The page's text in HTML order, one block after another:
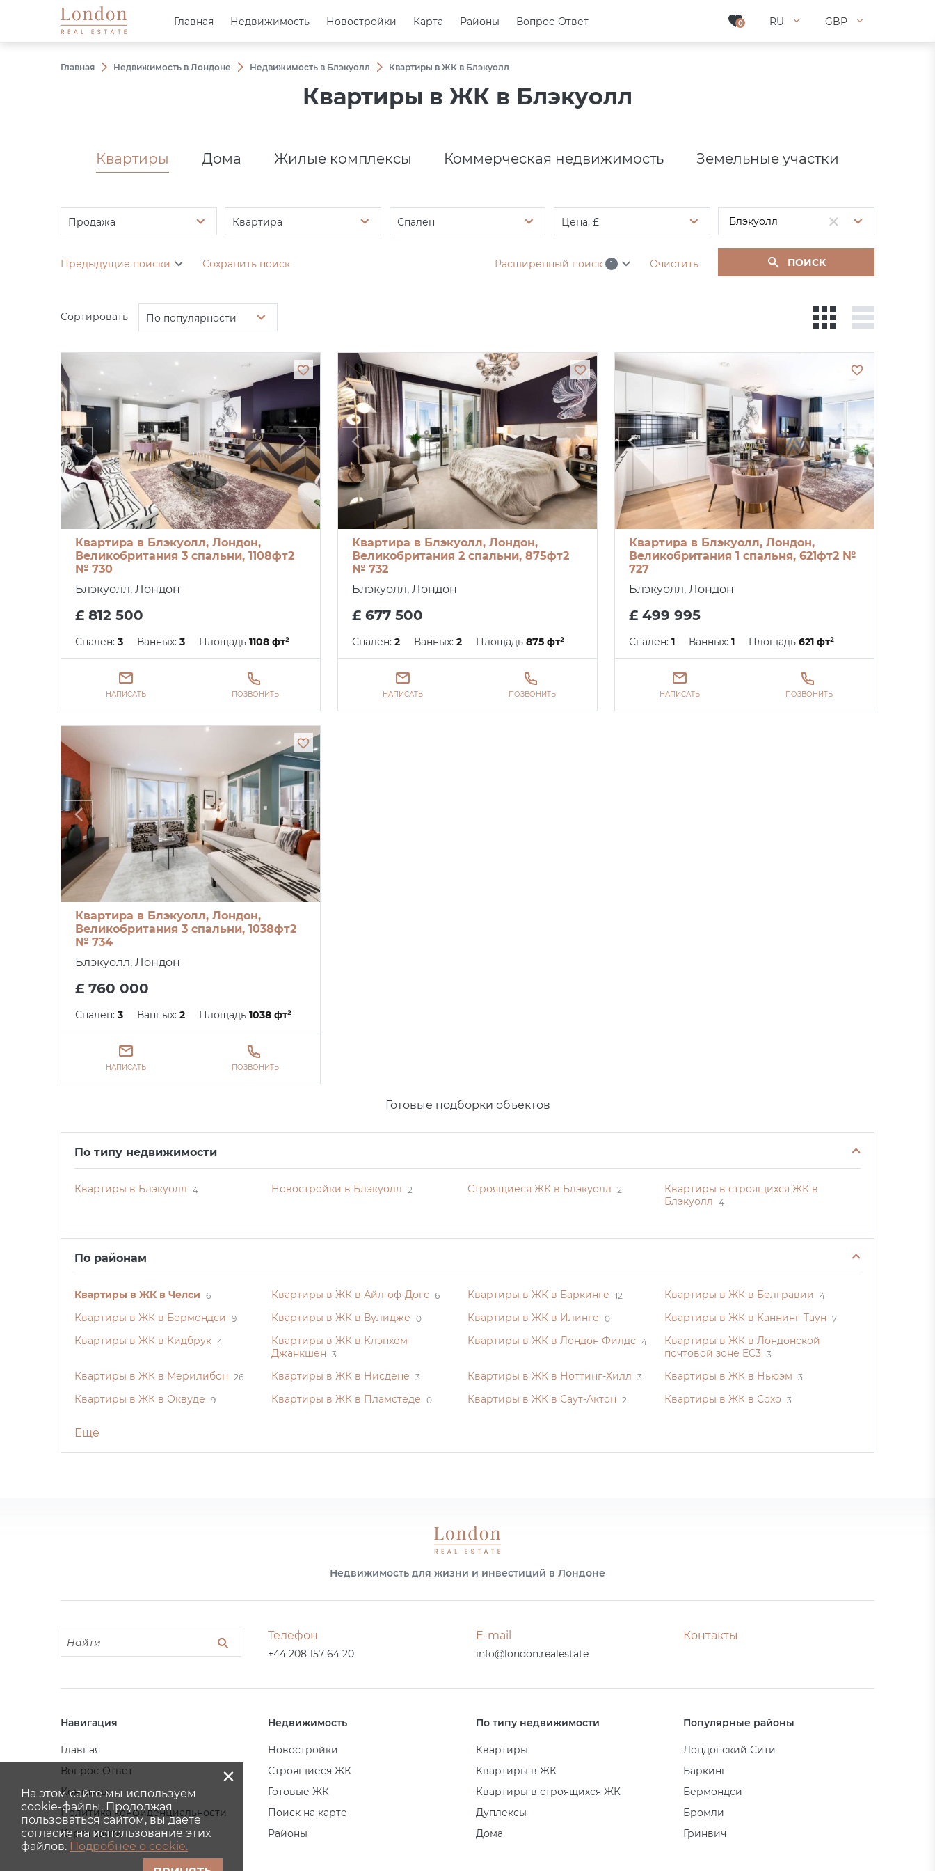
0 RU GBP
Главная Недвижимость Новостройки Карта Районы Вопрос-Ответ 0 RU GBP
Главная Недвижимость Новостройки Карта Районы Вопрос-Ответ
Главная Недвижимость в Лондоне Недвижимость в Блэкуолл Квартиры в ЖК в Блэкуолл
Квартиры в ЖК в Блэкуолл
Квартиры Дома Жилые комплексы Коммерческая недвижимость Земельные участки
Продажа Квартира Спален Цена, £
Предыдущие поиски Сохранить поиск Расширенный поиск 1 Очистить ПОИСК
Сортировать По популярности
Квартира в Блэкуолл, Лондон,
Великобритания 3 спальни, 1108фт2
№ 730
Блэкуолл, Лондон
£ 812 500
Спален: 3 Ванных: 3 Площадь 1108 фт²
НАПИСАТЬ ПОЗВОНИТЬ
Квартира в Блэкуолл, Лондон,
Великобритания 2 спальни, 875фт2
№ 732
Блэкуолл, Лондон
£ 677 500
Спален: 2 Ванных: 2 Площадь 875 фт²
НАПИСАТЬ ПОЗВОНИТЬ
Квартира в Блэкуолл, Лондон,
Великобритания 1 спальня, 621фт2 №
727
Блэкуолл, Лондон
£ 499 995
Спален: 1 Ванных: 1 Площадь 621 фт²
НАПИСАТЬ ПОЗВОНИТЬ
Квартира в Блэкуолл, Лондон,
Великобритания 3 спальни, 1038фт2
№ 734
Блэкуолл, Лондон
£ 760 000
Спален: 3 Ванных: 2 Площадь 1038 фт²
НАПИСАТЬ ПОЗВОНИТЬ
Готовые подборки объектов
По типу недвижимости
Квартиры в Блэкуолл 4 Новостройки в Блэкуолл 2 Строящиеся ЖК в Блэкуолл 2
Квартиры в строящихся ЖК в
Блэкуолл 4
По районам
Квартиры в ЖК в Челси 6 Квартиры в ЖК в Айл-оф-Догс 6 Квартиры в ЖК в Баркинге 12 Квартиры в ЖК в Белгравии 4
Квартиры в ЖК в Бермондси 9 Квартиры в ЖК в Вулидже 0 Квартиры в ЖК в Илинге 0 Квартиры в ЖК в Каннинг-Таун 7
Квартиры в ЖК в Кидбрук 4
Квартиры в ЖК в Клэпхем-
Джанкшен 3
Квартиры в ЖК в Лондон Филдс 4
Квартиры в ЖК в Лондонской
почтовой зоне EC3 3
Квартиры в ЖК в Мерилибон 26 Квартиры в ЖК в Нисдене 3 Квартиры в ЖК в Ноттинг-Хилл 3 Квартиры в ЖК в Ньюэм 3
Квартиры в ЖК в Оквуде 9 Квартиры в ЖК в Пламстеде 0 Квартиры в ЖК в Саут-Актон 2 Квартиры в ЖК в Сохо 3
Ещё
Недвижимость для жизни и инвестиций в Лондоне
Телефон
+44 208 157 64 20
E-mail
info@london.realestate
Контакты
Навигация
Главная
Вопрос-Ответ
Контакты
Политика конфиденциальности
Карта сайта
Недвижимость
Новостройки
Строящиеся ЖК
Готовые ЖК
Поиск на карте
Районы
По типу недвижимости
Квартиры
Квартиры в ЖК
Квартиры в строящихся ЖК
Дуплексы
Дома
Популярные районы
Лондонский Сити
Баркинг
Бермондси
Бромли
Гринвич
×
На этом сайте мы используем
cookie-файлы. Продолжая
пользоваться сайтом, вы даете
согласие на использование этих
файлов. Подробнее о cookie.